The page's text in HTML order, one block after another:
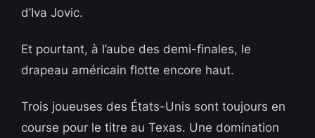
d’Iva Jovic.
Et pourtant, à l’aube des demi-finales, le
drapeau américain flotte encore haut.
Trois joueuses des États-Unis sont toujours en
course pour le titre au Texas. Une domination